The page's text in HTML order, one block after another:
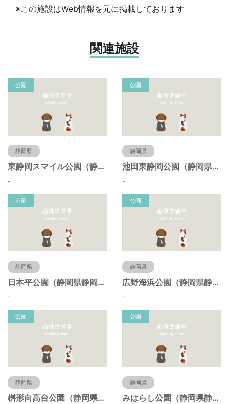
※この施設はWeb情報を元に掲載しております
関連施設
公園
静岡県
東静岡スマイル公園（静岡県静岡市）
-
公園
静岡県
池田東静岡公園（静岡県静岡市）
-
公園
静岡県
日本平公園（静岡県静岡市）
-
公園
静岡県
広野海浜公園（静岡県静岡市）
-
公園
静岡県
桝形向高台公園（静岡県静岡市）
公園
静岡県
みはらし公園（静岡県静岡市）